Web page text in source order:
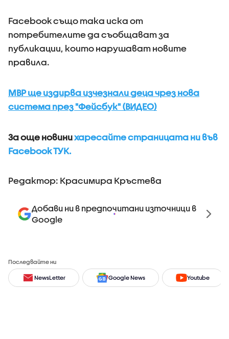
Facebook също така иска от
потребителите да съобщават за
публикации, които нарушават новите
правила.
МВР ще издирва изчезнали деца чрез нова
система през "Фейсбук" (ВИДЕО)
За още новинихаресайте страницата ни във
Facebook ТУК.
Редактор: Красимира Кръстева
Добави ни в предпочитани източници в
Google
Последвайте ни
NewsLetter Google News Youtube